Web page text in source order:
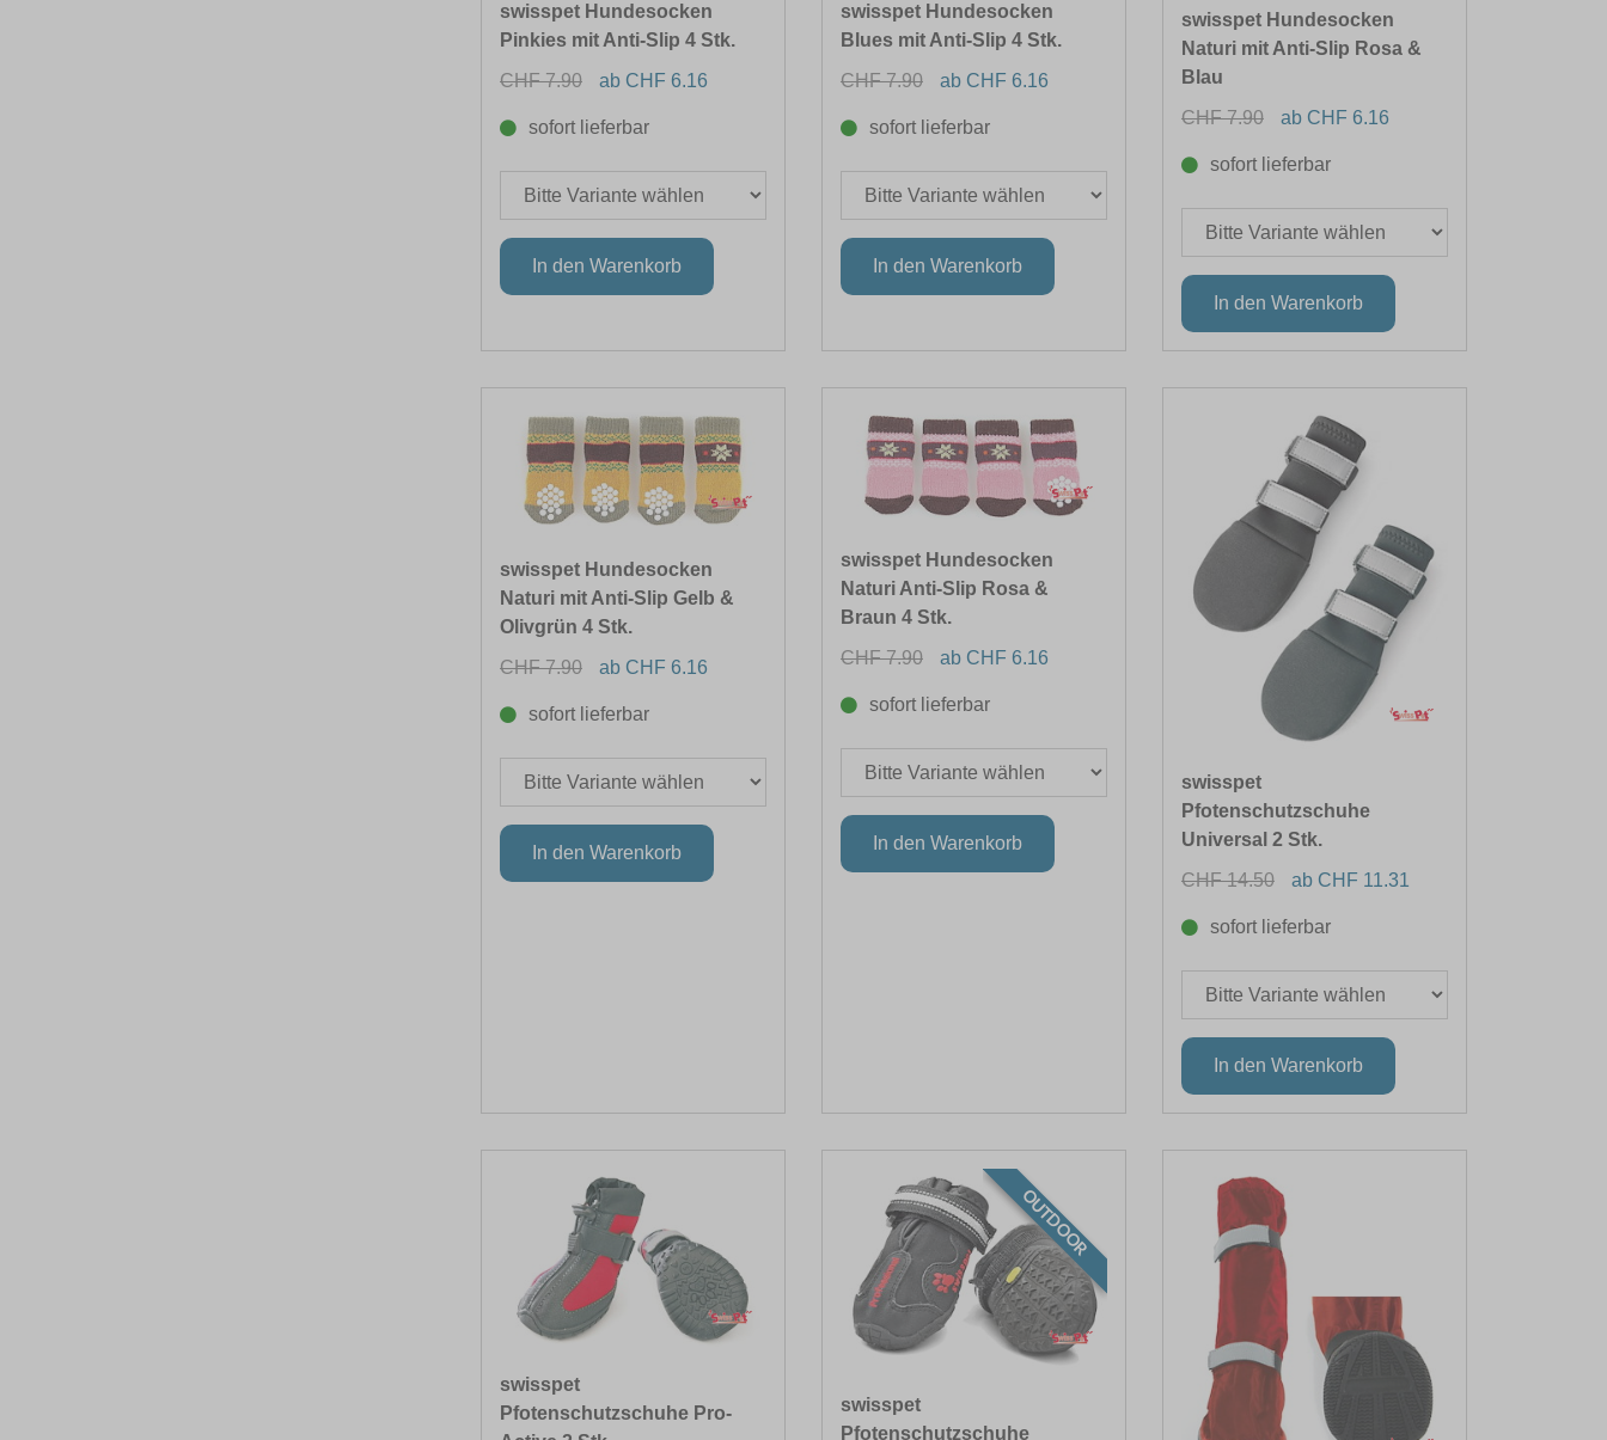
swisspet Hundesocken
Pinkies mit Anti-Slip 4 Stk.
CHF 7.90
ab CHF 6.16
sofort lieferbar
swisspet Hundesocken
Blues mit Anti-Slip 4 Stk.
CHF 7.90
ab CHF 6.16
sofort lieferbar
swisspet Hundesocken
Naturi mit Anti-Slip Rosa &
Blau
CHF 7.90
ab CHF 6.16
sofort lieferbar
swisspet Hundesocken
Naturi mit Anti-Slip Gelb &
Olivgrün 4 Stk.
CHF 7.90
ab CHF 6.16
sofort lieferbar
swisspet Hundesocken
Naturi Anti-Slip Rosa &
Braun 4 Stk.
CHF 7.90
ab CHF 6.16
sofort lieferbar
swisspet
Pfotenschutzschuhe
Universal 2 Stk.
CHF 14.50
ab CHF 11.31
sofort lieferbar
swisspet
Pfotenschutzschuhe Pro-
OUTDOOR
swisspet
Pfotenschutzschuhe